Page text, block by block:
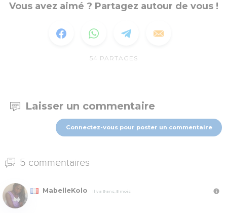
Vous avez aimé ? Partagez autour de vous !
54 PARTAGES
Laisser un commentaire
Connectez-vous pour poster un commentaire
5 commentaires
MabelleKolo Il y a 9 ans, 5 mois